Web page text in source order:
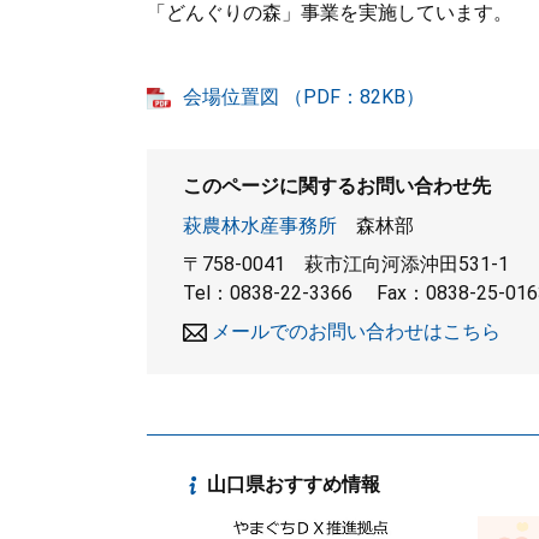
「どんぐりの森」事業を実施しています。
会場位置図 （PDF：82KB）
このページに関するお問い合わせ先
萩農林水産事務所
森林部
〒758-0041
萩市江向河添沖田531-1
Tel：0838-22-3366
Fax：0838-25-
メールでのお問い合わせはこちら
山口県おすすめ情報